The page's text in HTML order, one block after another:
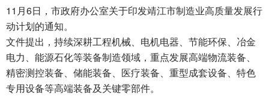
11月6日，市政府办公室关于印发靖江市制造业高质量发展行
动计划的通知。
文件提出，持续深耕工程机械、电机电器、节能环保、冶金
电力、能源石化等装备制造领域，重点发展高端物流装备、
精密测控装备、储能装备、医疗装备、重型成套设备、特色
专用设备等高端装备及关键零部件。